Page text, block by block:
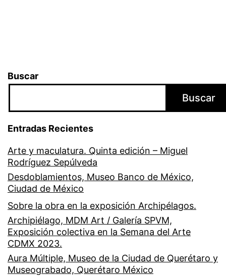
Buscar
Buscar
Entradas Recientes
Arte y maculatura. Quinta edición – Miguel
Rodríguez Sepúlveda
Desdoblamientos, Museo Banco de México,
Ciudad de México
Sobre la obra en la exposición Archipélagos.
Archipiélago, MDM Art / Galería SPVM,
Exposición colectiva en la Semana del Arte
CDMX 2023.
Aura Múltiple, Museo de la Ciudad de Querétaro y
Museograbado, Querétaro México